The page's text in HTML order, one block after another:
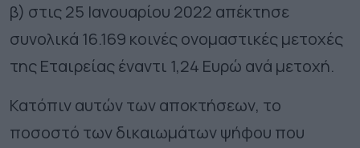
β) στις 25 Ιανουαρίου 2022 απέκτησε
συνολικά 16.169 κοινές ονομαστικές μετοχές
της Εταιρείας έναντι 1,24 Ευρώ ανά μετοχή.
Κατόπιν αυτών των αποκτήσεων, το
ποσοστό των δικαιωμάτων ψήφου που